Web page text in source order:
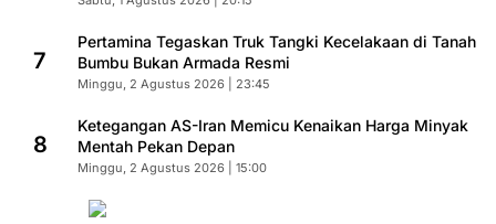
7
Pertamina Tegaskan Truk Tangki Kecelakaan di Tanah
Bumbu Bukan Armada Resmi
Minggu, 2 Agustus 2026 | 23:45
8
Ketegangan AS-Iran Memicu Kenaikan Harga Minyak
Mentah Pekan Depan
Minggu, 2 Agustus 2026 | 15:00